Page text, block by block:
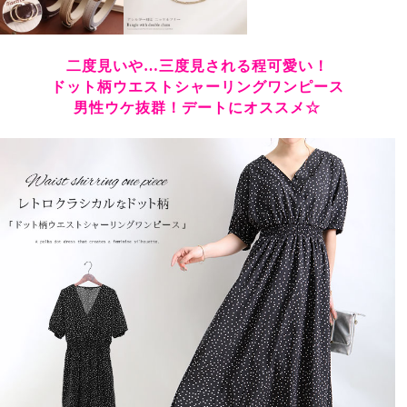
二度見いや…三度見される程可愛い！
ドット柄ウエストシャーリングワンピース
男性ウケ抜群！デートにオススメ☆